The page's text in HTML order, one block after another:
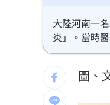
梅西
大陸河南一
炎」。當時
續保胎。近
險境。
圖、